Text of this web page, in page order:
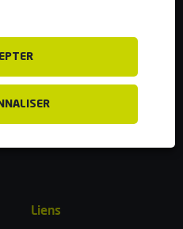
Liens